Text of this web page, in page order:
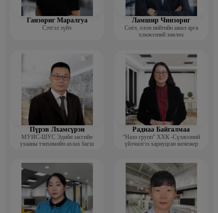
Ганзориг Маралгуа
Сэтгэл зүйч
Ламшир Чинзориг
Соёл, олон нийтийн ажил арга
хэмжээний зөвлөх
Пүрэв Лхамсүрэн
МУИС-ШУС Эдийн засгийн
ухааны тэнхимийн ахлах багш
Раднаа Байгалмаа
“Назо групп” ХХК -Сүлжээний
үйлчилгээ хариуцсан менежер